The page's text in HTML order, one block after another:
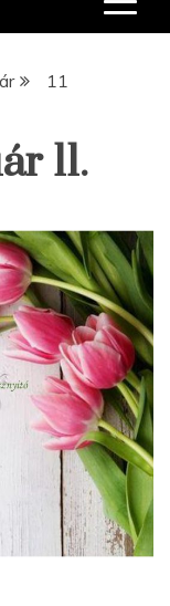
11
11.